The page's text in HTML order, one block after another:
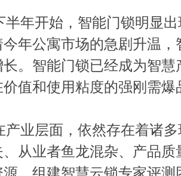
年开始，智能门锁明显出
年公寓市场的急剧升温
。智能门锁已经成为智
值和使用粘度的强刚需爆
业层面，依然存在着诸多
从业者鱼龙混杂、产品
，组建智慧云锁专家评